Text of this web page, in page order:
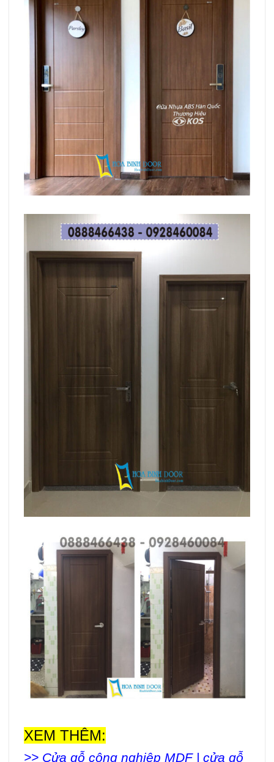
XEM THÊM:
>> Cửa gỗ công nghiệp MDF | cửa gỗ